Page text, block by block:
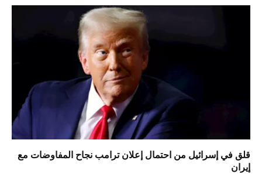
قلق في إسرائيل من احتمال إعلان ترامب نجاح المفاوضات مع
إيران